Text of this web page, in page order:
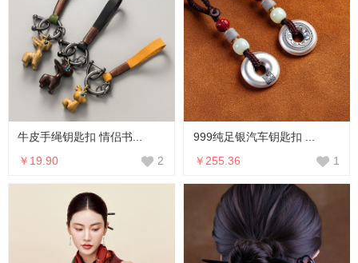
牛皮手绳钥匙扣 情侣书...
￥19.90
2
999纯足银汽车钥匙扣 ...
￥255.36
1